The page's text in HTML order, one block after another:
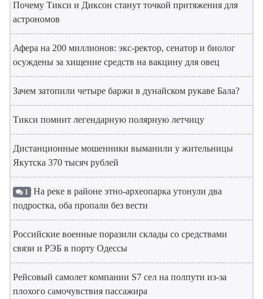
Почему Тикси и Диксон станут точкой притяжения для
астрономов
Афера на 200 миллионов: экс-ректор, сенатор и биолог
осуждены за хищение средств на вакцину для овец
Зачем затопили четыре баржи в дунайском рукаве Бала?
Тикси помнит легендарную полярную летчицу
Дистанционные мошенники выманили у жительницы
Якутска 370 тысяч рублей
1 На реке в районе этно-археопарка утонули два
подростка, оба пропали без вести
Российские военные поразили склады со средствами
связи и РЭБ в порту Одессы
Рейсовый самолет компании S7 сел на полпути из-за
плохого самочувствия пассажира